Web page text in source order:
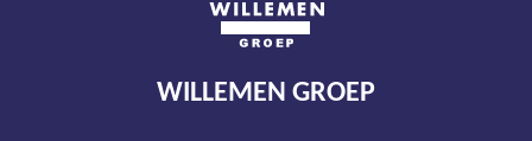
WILLEMEN GROEP